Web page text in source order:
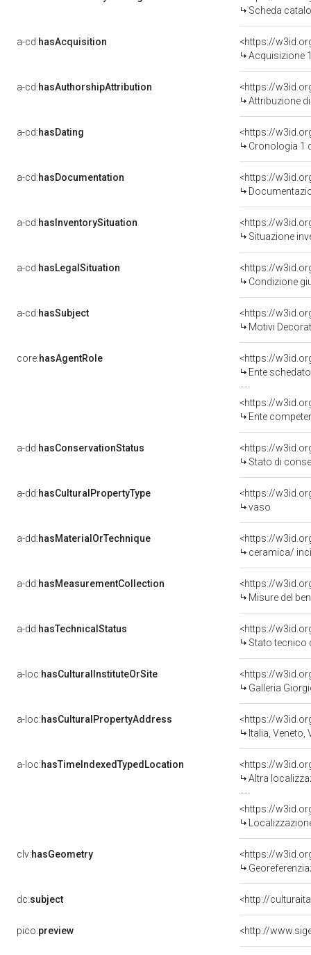
Scheda
a-cd:hasAcquisition
<https://
Acquisizione
a-cd:hasAuthorshipAttribution
Attribuzione
a-cd:hasDating
<https://
Cronologia 1
a-cd:hasDocumentation
a-cd:hasInventorySituation
<https://
Situazione
a-cd:hasLegalSituation
<https://
Condizione
a-cd:hasSubject
<https://
Motivi
core:hasAgentRole
<https://
Ente
<https://
Ente competente per tutela
a-dd:hasConservationStatus
<https://
Stato di
a-dd:hasCulturalPropertyType
<https://
vaso
a-dd:hasMaterialOrTechnique
ceramica/
a-dd:hasMeasurementCollection
<https://
Misure del
a-dd:hasTechnicalStatus
<https://
Stato tecnico
a-loc:hasCulturalInstituteOrSite
<https://
Galleria
a-loc:hasCulturalPropertyAddress
<https://
Italia, Veneto,
a-loc:hasTimeIndexedTypedLocation
<https://
Altra
<https://
clv:hasGeometry
<https://
dc:subject <http://
pico:preview